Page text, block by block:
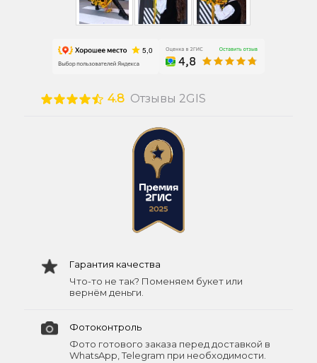
4.8 Отзывы 2GIS
Гарантия качества
Что-то не так? Поменяем букет или
вернём деньги.
Фотоконтроль
Фото готового заказа перед доставкой в
WhatsApp, Telegram при необходимости.